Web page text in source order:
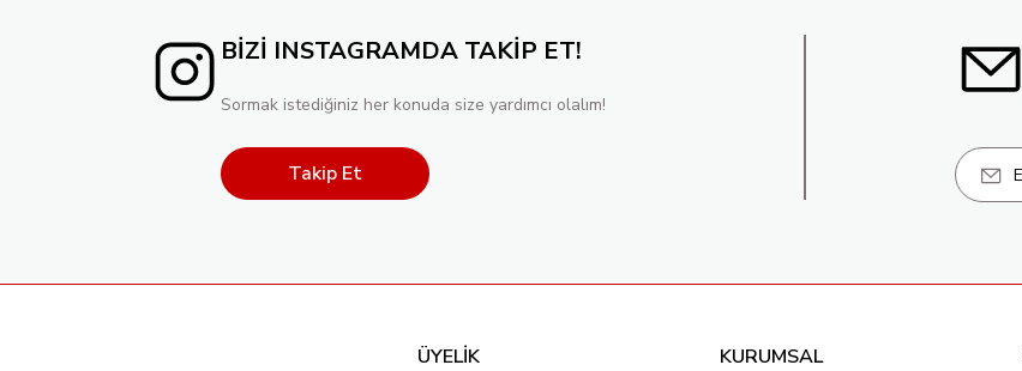
BİZİ INSTAGRAMDA TAKİP ET!
Sormak istediğiniz her konuda size yardımcı olalım!
Takip Et
ÜYELİK KURUMSAL